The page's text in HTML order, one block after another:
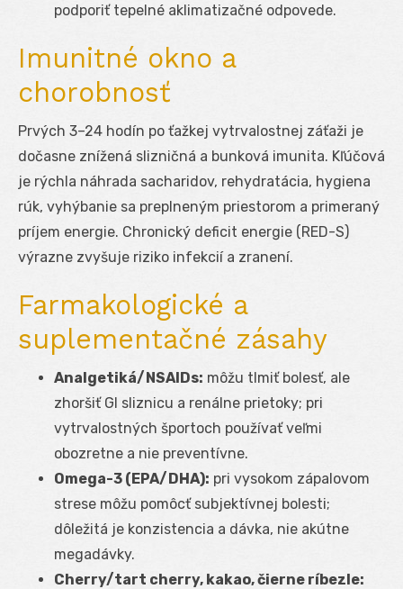
podporiť tepelné aklimatizačné odpovede.
Imunitné okno a
chorobnosť
Prvých 3–24 hodín po ťažkej vytrvalostnej záťaži je
dočasne znížená slizničná a bunková imunita. Kľúčová
je rýchla náhrada sacharidov, rehydratácia, hygiena
rúk, vyhýbanie sa preplneným priestorom a primeraný
príjem energie. Chronický deficit energie (RED-S)
výrazne zvyšuje riziko infekcií a zranení.
Farmakologické a
suplementačné zásahy
Analgetiká/NSAIDs: môžu tlmiť bolesť, ale
zhoršiť GI sliznicu a renálne prietoky; pri
vytrvalostných športoch používať veľmi
obozretne a nie preventívne.
Omega-3 (EPA/DHA): pri vysokom zápalovom
strese môžu pomôcť subjektívnej bolesti;
dôležitá je konzistencia a dávka, nie akútne
megadávky.
Cherry/tart cherry, kakao, čierne ríbezle: